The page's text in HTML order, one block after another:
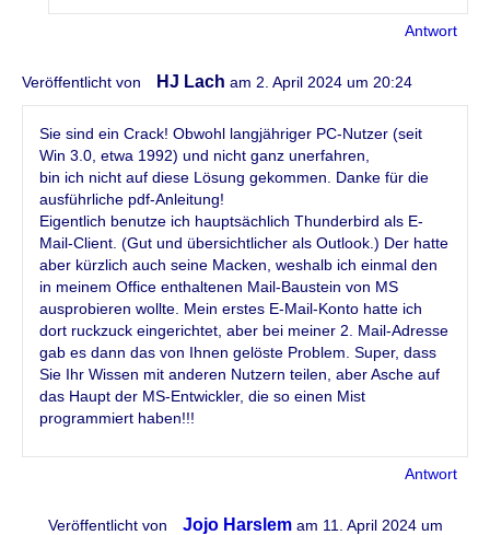
Antwort
Veröffentlicht von HJ Lach am 2. April 2024 um 20:24
Sie sind ein Crack! Obwohl langjähriger PC-Nutzer (seit
Win 3.0, etwa 1992) und nicht ganz unerfahren,
bin ich nicht auf diese Lösung gekommen. Danke für die
ausführliche pdf-Anleitung!
Eigentlich benutze ich hauptsächlich Thunderbird als E-
Mail-Client. (Gut und übersichtlicher als Outlook.) Der hatte
aber kürzlich auch seine Macken, weshalb ich einmal den
in meinem Office enthaltenen Mail-Baustein von MS
ausprobieren wollte. Mein erstes E-Mail-Konto hatte ich
dort ruckzuck eingerichtet, aber bei meiner 2. Mail-Adresse
gab es dann das von Ihnen gelöste Problem. Super, dass
Sie Ihr Wissen mit anderen Nutzern teilen, aber Asche auf
das Haupt der MS-Entwickler, die so einen Mist
programmiert haben!!!
Antwort
Veröffentlicht von Jojo Harslem am 11. April 2024 um